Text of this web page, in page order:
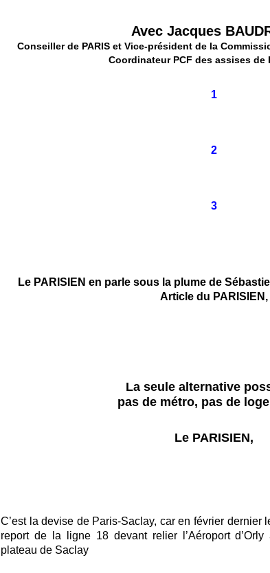
Avec Jacques
Conseiller de PARIS et Vice-président de la
Coordinateur PCF des assises de
1
2
3
Le PARISIEN en parle sous la plume de
Article du PARISIEN,
La seule alternative
pas de métro, pas de
Le PARISIEN,
C’est la devise de Paris-Saclay, car en février dernier
report de la ligne 18 devant relier l’Aéroport
plateau de Saclay